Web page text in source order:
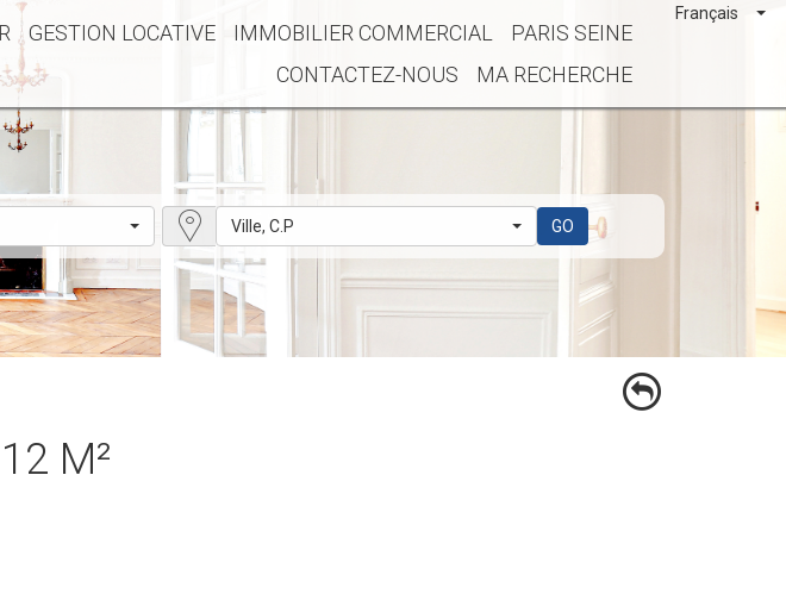
GESTION LOCATIVE IMMOBILIER COMMERCIAL
PARIS SEINE
CONTACTEZ-NOUS
MA RECHERCHE
Français
Ville, C.P GO
M²